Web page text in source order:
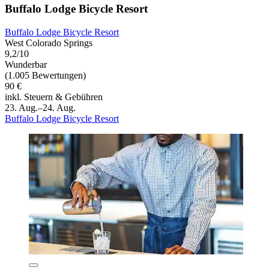
Buffalo Lodge Bicycle Resort
Buffalo Lodge Bicycle Resort
West Colorado Springs
9,2/10
Wunderbar
(1.005 Bewertungen)
90 €
inkl. Steuern & Gebühren
23. Aug.–24. Aug.
Buffalo Lodge Bicycle Resort